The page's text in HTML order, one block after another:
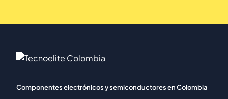
Componentes electrónicos y semiconductores en Colombia